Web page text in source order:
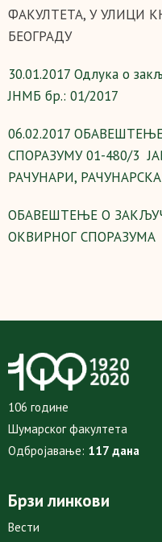
ФАКУЛТЕТА, У УЛИЦИ
БЕОГРАДУ
30.01.2017 Одлука о
ЈНМБ бр.: 01/2017
06.02.2017
СПОРАЗУМУ 01-480/3
РАЧУНАРИ,
ОБАВЕШТЕЊЕ О
ОКВИРНОГ СПОРАЗУМА
106 године
Шумарског факултета
Одбројавање: 117 дана
Брзи линкови
Вести